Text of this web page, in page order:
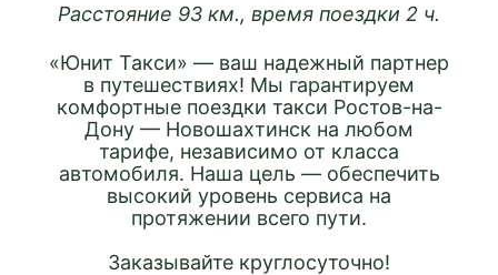
Расстояние 93 км., время поездки 2 ч.
«Юнит Такси» — ваш надежный партнер
в путешествиях! Мы гарантируем
комфортные поездки такси Ростов-на-
Дону — Новошахтинск на любом
тарифе, независимо от класса
автомобиля. Наша цель — обеспечить
высокий уровень сервиса на
протяжении всего пути.
Заказывайте круглосуточно!